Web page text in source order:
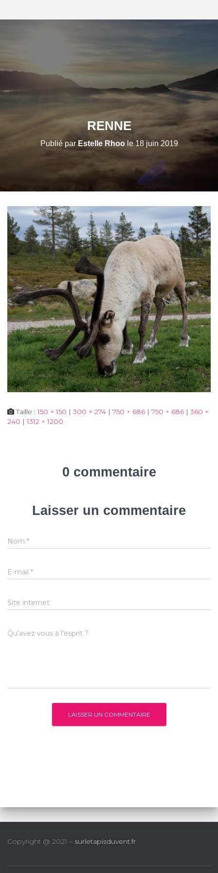
RENNE
Publié parEstelle Rhoole18 juin 2019
Taille :150 × 150 | 300 × 274 | 750 × 686 | 750 × 686 | 360 ×
240 | 1312 × 1200
0 commentaire
Laisser un commentaire
Nom *
E-mail *
Site internet
Qu’avez vous à l’esprit ?
Copyright @ 2021 – surletapisduvent.fr